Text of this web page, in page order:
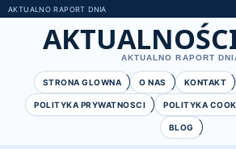
AKTUALNO RAPORT DNIA
AKTUALNO RAPORT
STRONA GLOWNA O NAS KONTAKT
POLITYKA PRYWATNOSCI POLITYKA
BLOG